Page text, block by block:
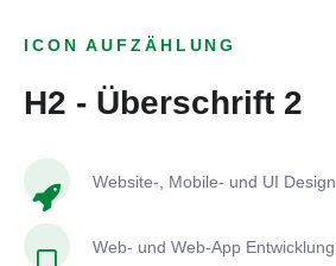
ICON AUFZÄHLUNG
H2 - Überschrift 2
Website-, Mobile- und UI Design
Web- und Web-App Entwicklung